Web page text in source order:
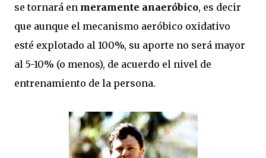
se tornará en meramente anaeróbico, es decir
que aunque el mecanismo aeróbico oxidativo
esté explotado al 100%, su aporte no será mayor
al 5-10% (o menos), de acuerdo el nivel de
entrenamiento de la persona.